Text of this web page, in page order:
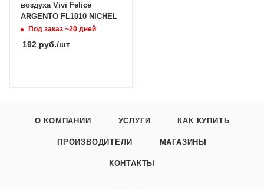
воздуха Vivi Felice
ARGENTO FL1010 NICHEL
Под заказ ~20 дней
192 руб./шт
О КОМПАНИИ УСЛУГИ КАК КУПИТЬ
ПРОИЗВОДИТЕЛИ МАГАЗИНЫ
КОНТАКТЫ